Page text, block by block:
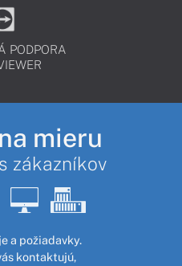
PODPORA
mieru
zákazníkov
a požiadavky.
kontaktujú,